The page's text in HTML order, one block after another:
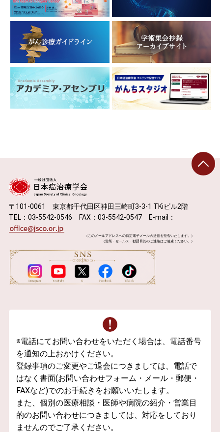
〒101-0061 東京都千代田区神田三崎町3-3-1 TKiビル2階
TEL：03-5542-0546 FAX：03-5542-0547 E-mail：
（このメールアドレスへの特定電子メールの送信を拒否いたします。）
（営業・セールス・勧誘目的のご連絡はご遠慮ください。）
※電話にてお問い合わせをいただく場合は、電話番号
を通知の上おかけください。
登録事項のご変更やご退会につきましては、電話で
はなく書面(お問い合わせフォーム・メール・郵便・
FAXなど)でのお手続きをお願いいたします。
また、個別の医療相談・医師や病院の紹介・営業目
的のお問い合わせにつきましては、対応をしており
ませんのでご了承ください。